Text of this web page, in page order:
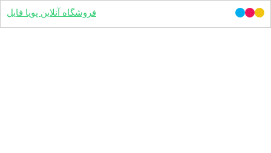
فروشگاه آنلاین پویا فایل